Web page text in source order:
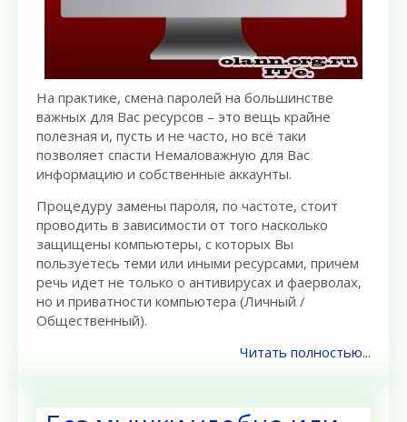
На практике, смена паролей на большинстве
важных для Вас ресурсов – это вещь крайне
полезная и, пусть и не часто, но всё таки
позволяет спасти Немаловажную для Вас
информацию и собственные аккаунты.
Процедуру замены пароля, по частоте, стоит
проводить в зависимости от того насколько
защищены компьютеры, с которых Вы
пользуетесь теми или иными ресурсами, причем
речь идет не только о антивирусах и фаерволах,
но и приватности компьютера (Личный /
Общественный).
Читать полностью...